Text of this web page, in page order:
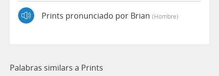
Prints pronunciado por Brian (hombre)
Palabras similars a Prints